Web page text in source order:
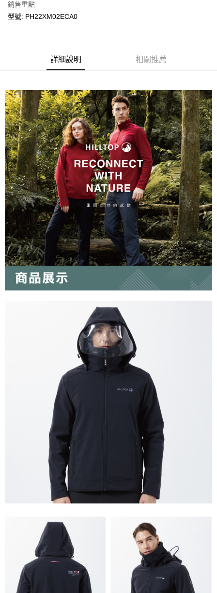
每筆NT$90，滿NT$899(含以上)免運費
宅配(離島)
銷售重點
型號: PH22XM02ECA0
詳細說明 相關推薦